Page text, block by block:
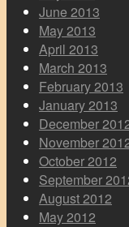
June 2013
May 2013
April 2013
March 2013
February 2013
January 2013
December
November
October 2012
September
August 2012
May 2012